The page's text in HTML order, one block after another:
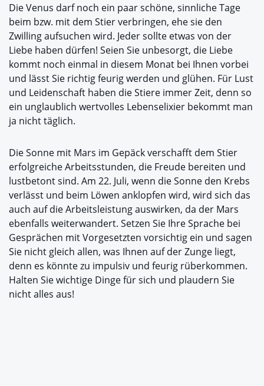
Die Venus darf noch ein paar schöne, sinnliche Tage
beim bzw. mit dem Stier verbringen, ehe sie den
Zwilling aufsuchen wird. Jeder sollte etwas von der
Liebe haben dürfen! Seien Sie unbesorgt, die Liebe
kommt noch einmal in diesem Monat bei Ihnen vorbei
und lässt Sie richtig feurig werden und glühen. Für Lust
und Leidenschaft haben die Stiere immer Zeit, denn so
ein unglaublich wertvolles Lebenselixier bekommt man
ja nicht täglich.
Die Sonne mit Mars im Gepäck verschafft dem Stier
erfolgreiche Arbeitsstunden, die Freude bereiten und
lustbetont sind. Am 22. Juli, wenn die Sonne den Krebs
verlässt und beim Löwen anklopfen wird, wird sich das
auch auf die Arbeitsleistung auswirken, da der Mars
ebenfalls weiterwandert. Setzen Sie Ihre Sprache bei
Gesprächen mit Vorgesetzten vorsichtig ein und sagen
Sie nicht gleich allen, was Ihnen auf der Zunge liegt,
denn es könnte zu impulsiv und feurig rüberkommen.
Halten Sie wichtige Dinge für sich und plaudern Sie
nicht alles aus!